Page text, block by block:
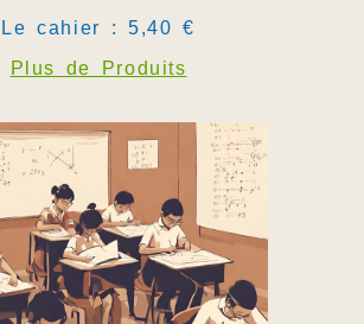
Le cahier : 5,40 €
Plus de Produits